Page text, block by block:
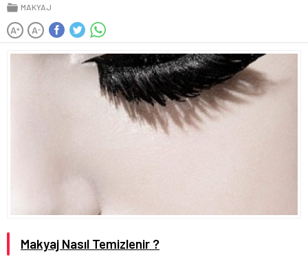
MAKYAJ
A+ A-
Makyaj Nasıl Temizlenir ?